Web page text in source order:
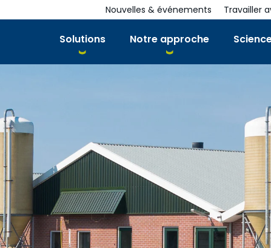
Solutions Notre approche
Nouvelles & événements Travailler